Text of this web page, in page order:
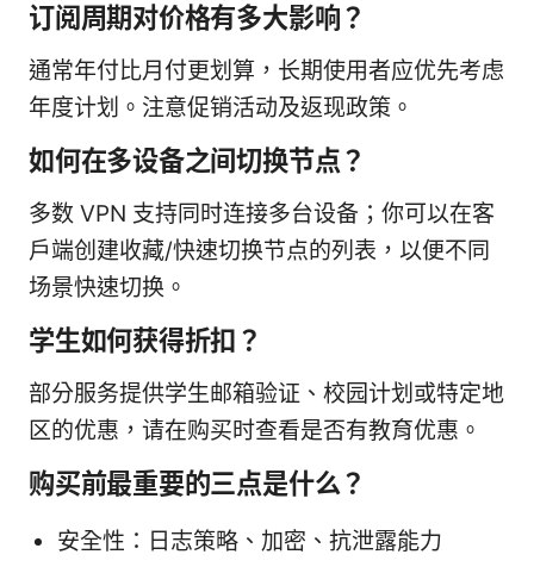
订阅周期对价格有多大影响？
通常年付比月付更划算，长期使用者应优先考虑
年度计划。注意促销活动及返现政策。
如何在多设备之间切换节点？
多数 VPN 支持同时连接多台设备；你可以在客
户端创建收藏/快速切换节点的列表，以便不同
场景快速切换。
学生如何获得折扣？
部分服务提供学生邮箱验证、校园计划或特定地
区的优惠，请在购买时查看是否有教育优惠。
购买前最重要的三点是什么？
安全性：日志策略、加密、抗泄露能力